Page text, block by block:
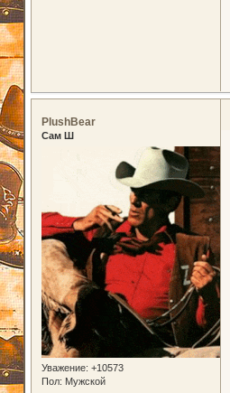
PlushBear
Сам Ш
Уважение: +10573
Пол: Мужской